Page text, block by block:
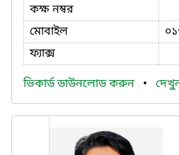
কক্ষ নম্বর
মোবাইল
ফ্যাক্স
ভিকার্ড ডাউনলোড করুন •